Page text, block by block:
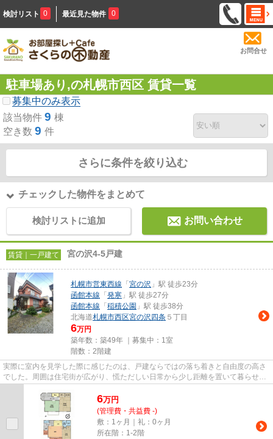
検討リスト 0 最近見た物件 0
お問合せ
駐車場あり,の札幌市西区 賃貸一覧
募集中のみ表示
該当物件 9 棟
空き数 9 件
さらに条件を絞り込む
チェックした物件をまとめて
検討リストに追加 お問い合わせ
賃貸｜一戸建て 宮の沢4-5戸建
札幌市営東西線 「 宮の沢 」駅 徒歩23分
函館本線 「 発寒 」駅 徒歩27分
函館本線 「 稲積公園 」駅 徒歩38分
北海道札幌市西区宮の沢四条 ５丁目
6万円
築年数：築49年 ｜募集中： 1室
階数：2階建
実際に室内を見学した際に感じたのは、戸建ならではの落ち着きと自由度の高さ
でした。周囲は住宅街が広がり、慌ただしい日常から少し距離を置いて暮らせそ
6万円
(管理費・共益費 -)
敷：1ヶ月｜礼：0ヶ月
所在階：1-2階